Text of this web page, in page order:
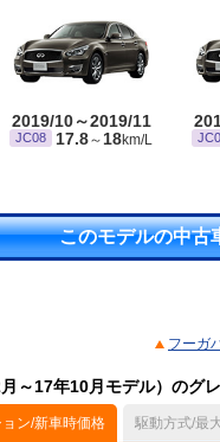
2019/10～2019/11
JC08 17.8～ 18km/L
このモデルの中古
フーガ
～17年10月モデル）のグ
ン/新車時価格 駆動方式/最